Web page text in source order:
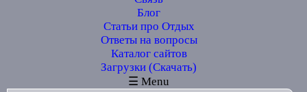
Блог
Статьи про Отдых
Ответы на вопросы
Каталог сайтов
Загрузки (Скачать)
☰ Menu